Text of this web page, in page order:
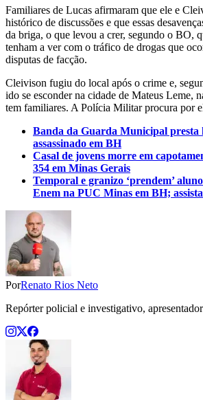
Familiares de Lucas afirmaram que ele e
histórico de discussões e que essas
da briga, o que levou a crer, segundo o BO,
tenham a ver com o tráfico de drogas que
disputas de facção.
Cleivison fugiu do local após o crime e,
ido se esconder na cidade de Mateus Leme,
tem familiares. A Polícia Militar procura por
Banda da Guarda Municipal presta
assassinado em BH
Casal de jovens morre em
354 em Minas Gerais
Temporal e granizo ‘prendem’
Enem na PUC Minas em BH; assista
PorRenato Rios Neto
Repórter policial e investigativo,